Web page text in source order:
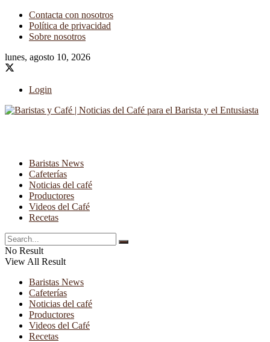
Contacta con nosotros
Política de privacidad
Sobre nosotros
lunes, agosto 10, 2026
Login
Baristas News
Cafeterías
Noticias del café
Productores
Videos del Café
Recetas
No Result
View All Result
Baristas News
Cafeterías
Noticias del café
Productores
Videos del Café
Recetas